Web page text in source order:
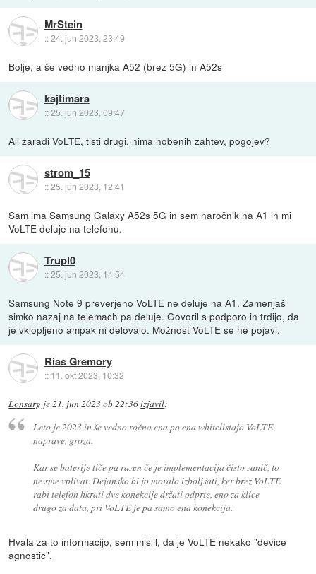
MrStein
::24. jun 2023, 23:49
Bolje, a še vedno manjka A52 (brez 5G) in A52s
kajtimara
::25. jun 2023, 09:47
Ali zaradi VoLTE, tisti drugi, nima nobenih zahtev, pogojev?
strom_15
::25. jun 2023, 12:41
Sam ima Samsung Galaxy A52s 5G in sem naročnik na A1 in mi
VoLTE deluje na telefonu.
Trupl0
::25. jun 2023, 14:54
Samsung Note 9 preverjeno VoLTE ne deluje na A1. Zamenjaš
simko nazaj na telemach pa deluje. Govoril s podporo in trdijo, da
je vklopljeno ampak ni delovalo. Možnost VoLTE se ne pojavi.
Rias Gremory
:: 11. okt 2023, 10:32
Lonsarg je21. jun 2023 ob 22:36izjavil:
Leto je 2023 in še vedno ročna ena po ena whitelistajo VoLTE
naprave, groza.
Kar se baterije tiče pa razen če je implementacija čisto zanič, to
ne sme vplivat. Dejansko bi jo moralo izboljšati, ker brez VoLTE
rabi telefon hkrati dve konekcije držati odprte, eno za klice
drugo za data, pri VoLTE je pa samo ena konekcija.
Hvala za to informacijo, sem mislil, da je VoLTE nekako "device
agnostic".